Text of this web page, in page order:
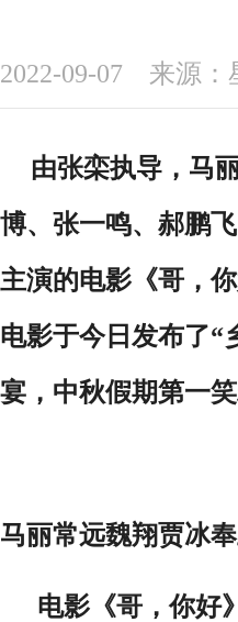
2022-09-07 来源：
由张栾执导，马
博、张一鸣、郝鹏
主演的电影《哥，
电影于今日发布了“
宴，中秋假期第一笑
马丽常远魏翔贾冰
电影《哥，你好